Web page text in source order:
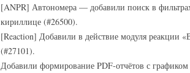
[ANPR] Автономера — добавили поиск в
кириллице (#26500).
[Reaction] Добавили в действие модуля реакции
(#27101).
Добавили формирование PDF‑отчётов с графиком